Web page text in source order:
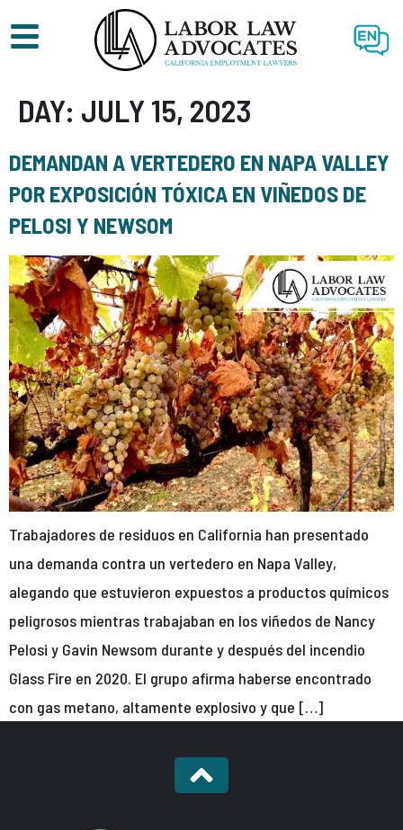
EN
DAY: JULY 15, 2023
DEMANDAN A VERTEDERO EN NAPA VALLEY
POR EXPOSICIÓN TÓXICA EN VIÑEDOS DE
PELOSI Y NEWSOM
Trabajadores de residuos en California han presentado
una demanda contra un vertedero en Napa Valley,
alegando que estuvieron expuestos a productos químicos
peligrosos mientras trabajaban en los viñedos de Nancy
Pelosi y Gavin Newsom durante y después del incendio
Glass Fire en 2020. El grupo afirma haberse encontrado
con gas metano, altamente explosivo y que […]